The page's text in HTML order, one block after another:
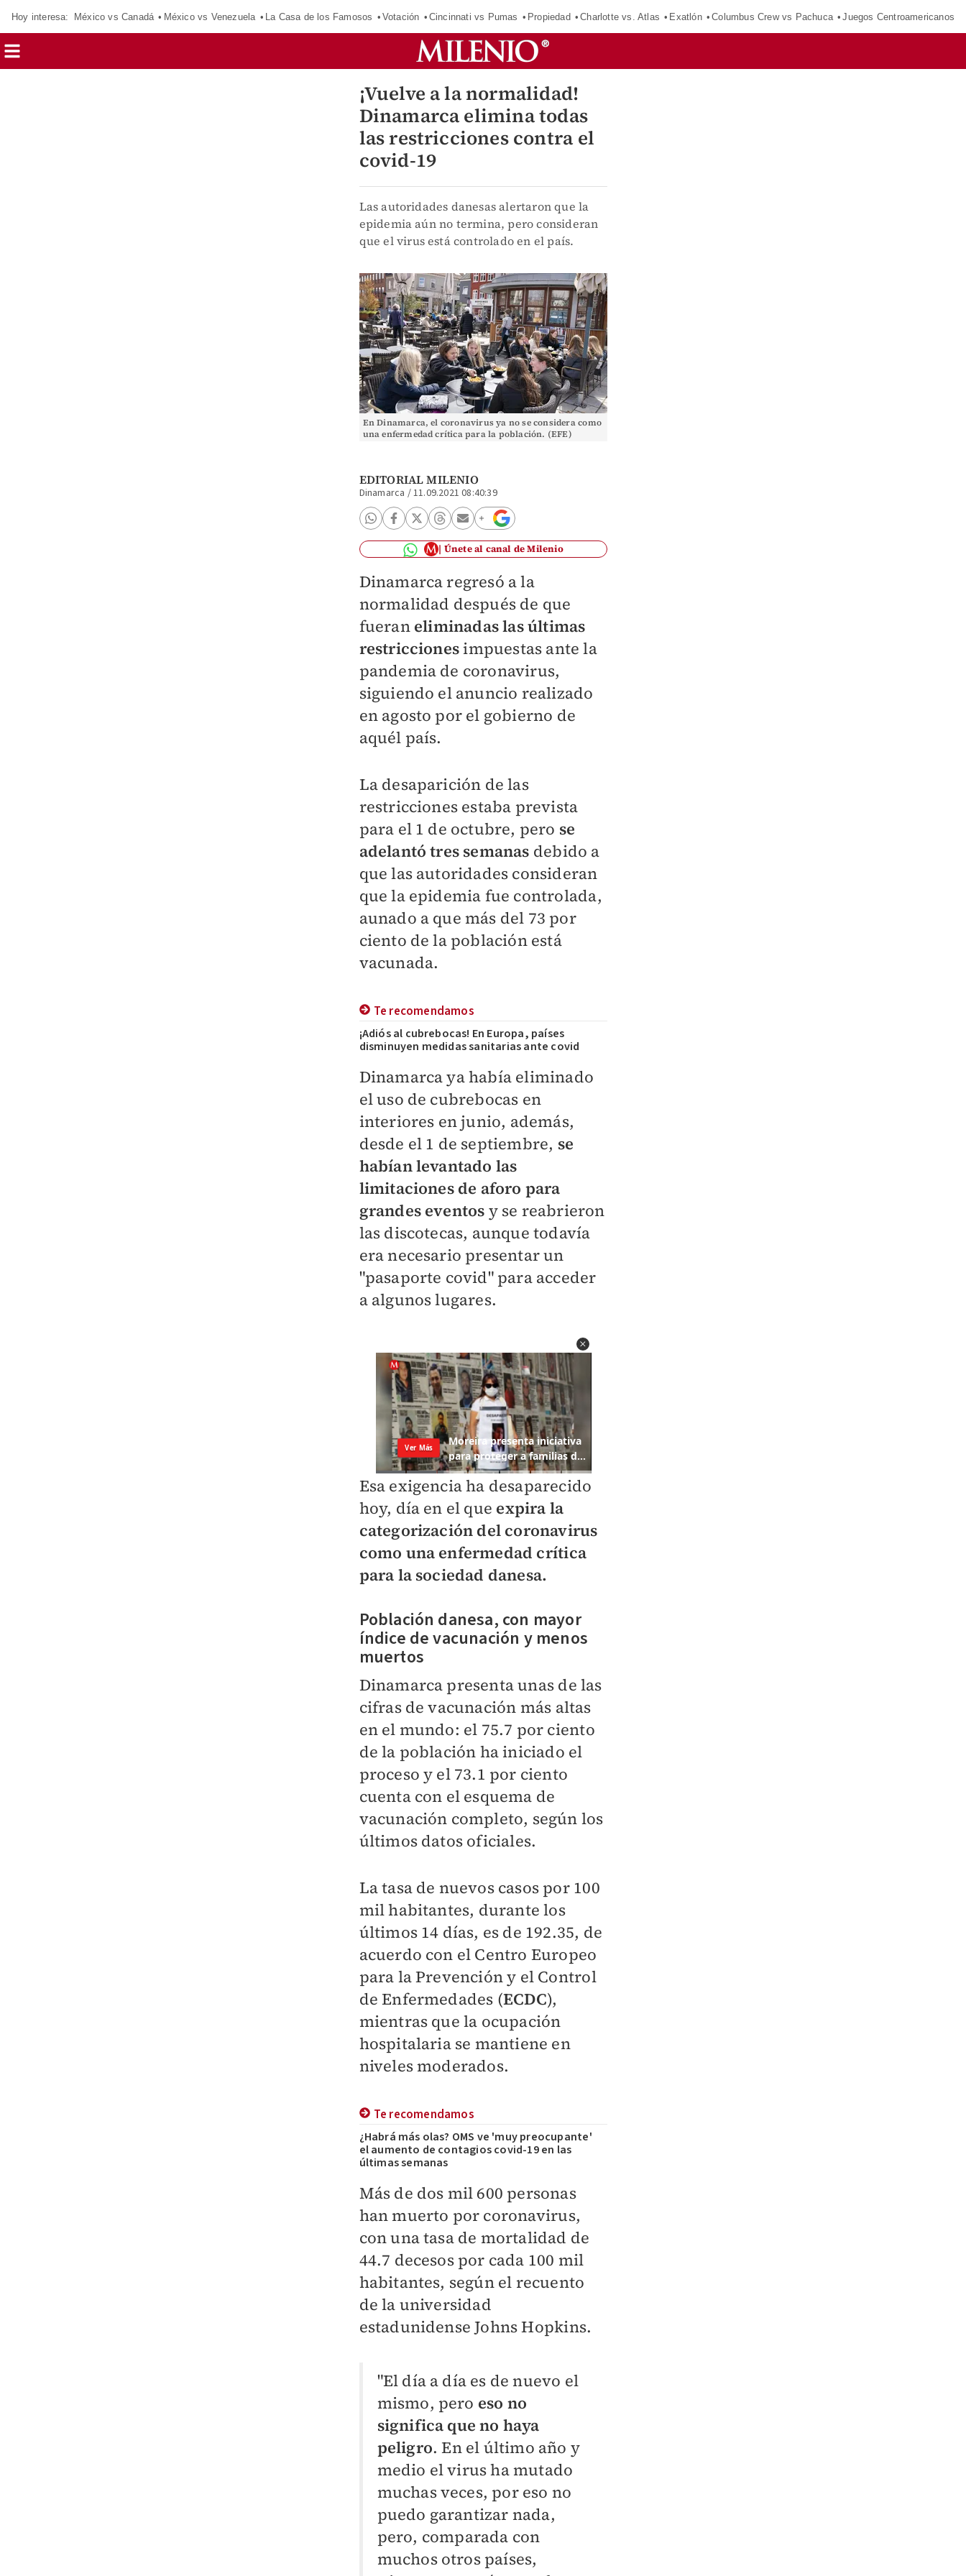
Hoy interesa: México vs Canadá México vs Venezuela La Casa de los Famosos Votación Cincinnati vs Pumas Propiedad Charlotte vs. Atlas Exatlón Columbus Crew vs Pachuca Juegos Centroamericanos
¡Vuelve a la normalidad!
Dinamarca elimina todas
las restricciones contra el
covid-19
Las autoridades danesas alertaron que la
epidemia aún no termina, pero consideran
que el virus está controlado en el país.
En Dinamarca, el coronavirus ya no se considera como
una enfermedad crítica para la población. (EFE)
EDITORIAL MILENIO
Dinamarca /11.09.2021 08:40:39
Únete al canal de Milenio
Dinamarca regresó a la
normalidad después de que
fueran eliminadas las últimas
restriccionesimpuestas ante la
pandemia de coronavirus,
siguiendo el anuncio realizado
en agosto por el gobierno de
aquél país.
La desaparición de las
restricciones estaba prevista
para el 1 de octubre, pero se
adelantó tres semanas debido a
que las autoridades consideran
que la epidemia fue controlada,
aunado a que más del 73 por
ciento de la población está
vacunada.
Te recomendamos
¡Adiós al cubrebocas! En Europa, países
disminuyen medidas sanitarias ante covid
Dinamarca ya había eliminado
el uso de cubrebocas en
interiores en junio, además,
desde el 1 de septiembre, se
habían levantado las
limitaciones de aforo para
grandes eventos y se reabrieron
las discotecas, aunque todavía
era necesario presentar un
"pasaporte covid" para acceder
a algunos lugares.
Esa exigencia ha desaparecido
hoy, día en el que expira la
categorización del coronavirus
como una enfermedad crítica
para la sociedad danesa.
Población danesa, con mayor
índice de vacunación y menos
muertos
Dinamarca presenta unas de las
cifras de vacunación más altas
en el mundo: el 75.7 por ciento
de la población ha iniciado el
proceso y el 73.1 por ciento
cuenta con el esquema de
vacunación completo, según los
últimos datos oficiales.
La tasa de nuevos casos por 100
mil habitantes, durante los
últimos 14 días, es de 192.35, de
acuerdo con el Centro Europeo
para la Prevención y el Control
de Enfermedades (ECDC),
mientras que la ocupación
hospitalaria se mantiene en
niveles moderados.
Te recomendamos
¿Habrá más olas? OMS ve 'muy preocupante'
el aumento de contagios covid-19 en las
últimas semanas
Más de dos mil 600 personas
han muerto por coronavirus,
con una tasa de mortalidad de
44.7 decesos por cada 100 mil
habitantes, según el recuento
de la universidad
estadunidense Johns Hopkins.
"El día a día es de nuevo el
mismo, pero eso no
significa que no haya
peligro. En el último año y
medio el virus ha mutado
muchas veces, por eso no
puedo garantizar nada,
pero, comparada con
muchos otros países,